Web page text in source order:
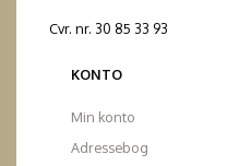
Cvr. nr. 30 85 33 93
KONTO
Min konto
Adressebog